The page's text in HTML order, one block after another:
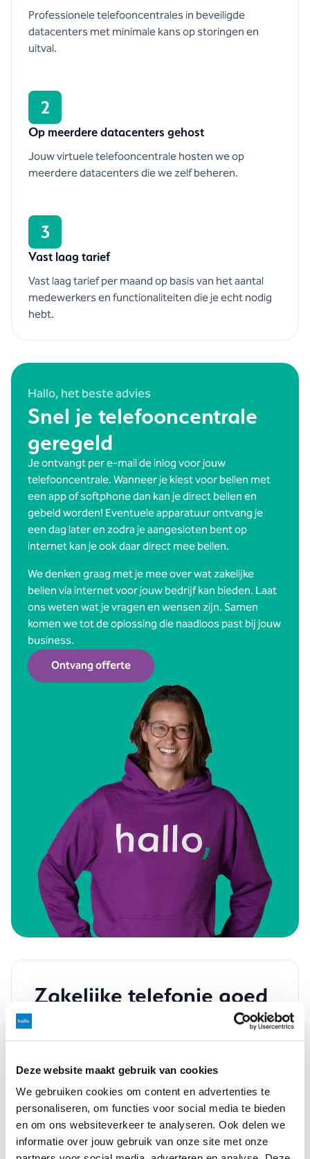
Deze website maakt gebruik van cookies
We gebruiken cookies om content en advertenties te
personaliseren, om functies voor social media te bieden
en om ons websiteverkeer te analyseren. Ook delen we
informatie over jouw gebruik van onze site met onze
Professionele telefooncentrales in beveiligde
datacenters met minimale kans op storingen en
uitval.
2
Op meerdere datacenters gehost
Jouw virtuele telefooncentrale hosten we op
meerdere datacenters die we zelf beheren.
3
Vast laag tarief
Vast laag tarief per maand op basis van het aantal
medewerkers en functionaliteiten die je echt nodig
hebt.
Hallo, het beste advies
Snel je telefooncentrale
geregeld
Je ontvangt per e-mail de inlog voor jouw
telefooncentrale. Wanneer je kiest voor bellen met
een app of softphone dan kan je direct bellen en
gebeld worden! Eventuele apparatuur ontvang je
een dag later en zodra je aangesloten bent op
internet kan je ook daar direct mee bellen.
We denken graag met je mee over wat zakelijke
bellen via internet voor jouw bedrijf kan bieden. Laat
ons weten wat je vragen en wensen zijn. Samen
komen we tot de oplossing die naadloos past bij jouw
business.
Ontvang offerte
Zakelijke telefonie goed
Vul het formulier in, dan nemen we zo snel
mogelijk contact op om te bespreken wat we
voor jou en jouw onderneming kunnen
betekenen.
Waar kunnen we je mee helpen?